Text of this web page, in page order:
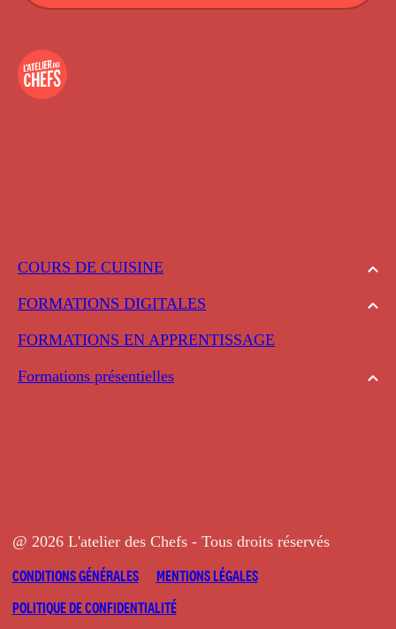
COURS DE CUISINE
FORMATIONS DIGITALES
FORMATIONS EN APPRENTISSAGE
Formations présentielles
@ 2026 L'atelier des Chefs - Tous droits réservés
CONDITIONS GÉNÉRALES
MENTIONS LÉGALES
POLITIQUE DE CONFIDENTIALITÉ